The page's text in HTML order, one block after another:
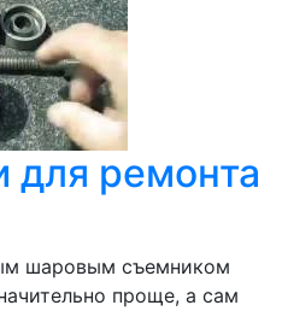
для ремонта
шаровым съемником
проще, а сам